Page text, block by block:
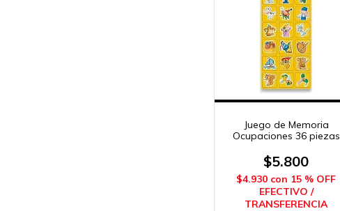
Juego de Memoria
Ocupaciones 36 piezas
$5.800
$4.930 con 15 % OFF
EFECTIVO /
TRANSFERENCIA